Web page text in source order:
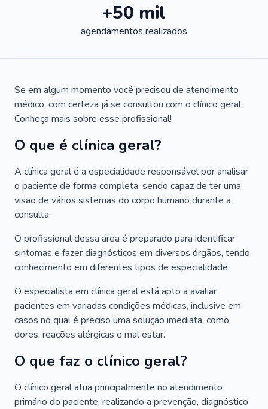
+50 mil
agendamentos realizados
Se em algum momento você precisou de atendimento
médico, com certeza já se consultou com o clínico geral.
Conheça mais sobre esse profissional!
O que é clínica geral?
A clínica geral é a especialidade responsável por analisar
o paciente de forma completa, sendo capaz de ter uma
visão de vários sistemas do corpo humano durante a
consulta.
O profissional dessa área é preparado para identificar
sintomas e fazer diagnósticos em diversos órgãos, tendo
conhecimento em diferentes tipos de especialidade.
O especialista em clínica geral está apto a avaliar
pacientes em variadas condições médicas, inclusive em
casos no qual é preciso uma solução imediata, como
dores, reações alérgicas e mal estar.
O que faz o clínico geral?
O clínico geral atua principalmente no atendimento
primário do paciente, realizando a prevenção, diagnóstico